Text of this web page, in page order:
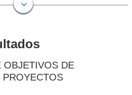
OBJETIVOS DE